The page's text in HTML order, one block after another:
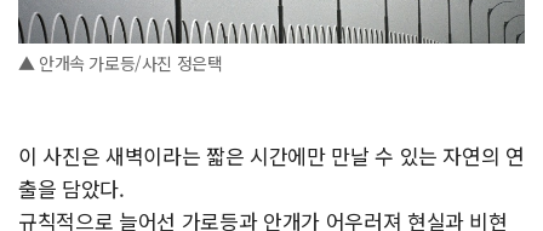
▲ 안개속 가로등/사진 정은택
이 사진은 새벽이라는 짧은 시간에만 만날 수 있는 자연의 연
출을 담았다.
규칙적으로 늘어선 가로등과 안개가 어우러져 현실과 비현